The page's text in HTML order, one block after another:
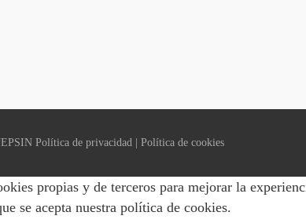
Política de privacidad Política de cookies
propias y de terceros para mejorar la
se acepta nuestra política de cookies.